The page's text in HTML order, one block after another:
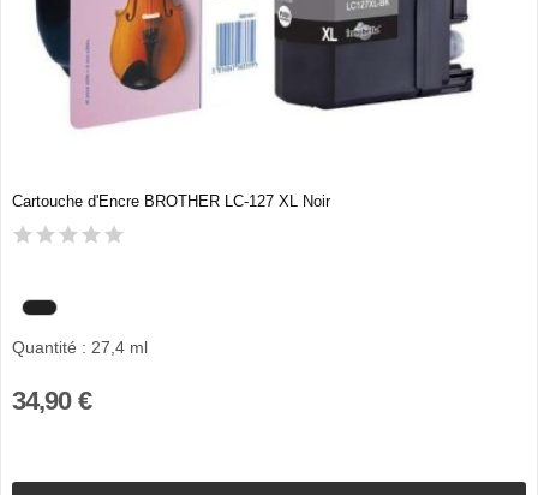
Cartouche d'Encre BROTHER LC-127 XL Noir
Quantité : 27,4 ml
34,90 €